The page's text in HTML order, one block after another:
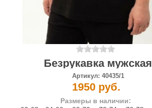
Безрукавка мужская
Артикул: 40435/1
1950 руб.
Размеры в наличии: